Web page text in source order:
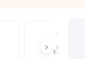
3个月
¥99